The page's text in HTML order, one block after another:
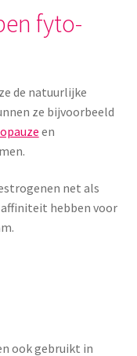
fyto-
de natuurlijke
ze bijvoorbeeld
en
net als
hebben voor
ook gebruikt in